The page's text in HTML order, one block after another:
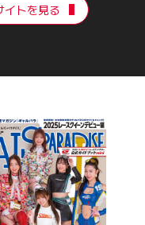
トを見る